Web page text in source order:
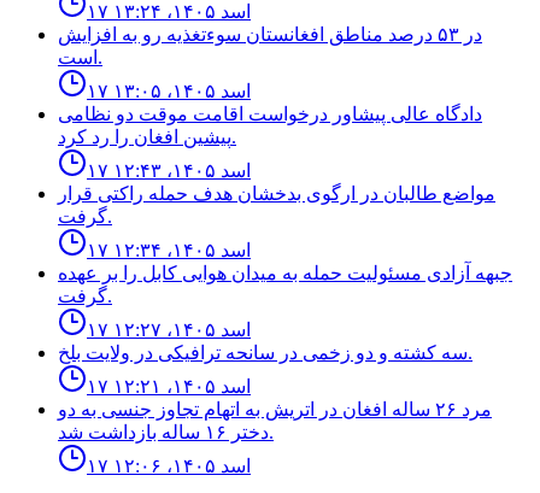
۱۷ اسد ۱۴۰۵، ۱۳:۲۴
در ۵۳ درصد مناطق افغانستان سوءتغذیه رو به افزایش
است.
۱۷ اسد ۱۴۰۵، ۱۳:۰۵
دادگاه عالى پيشاور درخواست اقامت موقت دو نظامى
پيشين افغان را رد كرد.
۱۷ اسد ۱۴۰۵، ۱۲:۴۳
مواضع طالبان در ارگوى بدخشان هدف حمله راكتى قرار
گرفت.
۱۷ اسد ۱۴۰۵، ۱۲:۳۴
جبهه آزادى مسئوليت حمله به ميدان هوايى كابل را بر عهده
گرفت.
۱۷ اسد ۱۴۰۵، ۱۲:۲۷
سه كشته و دو زخمى در سانحه ترافيكى در ولايت بلخ.
۱۷ اسد ۱۴۰۵، ۱۲:۲۱
مرد ٢۶ ساله افغان در اتريش به اتهام تجاوز جنسى به دو
دختر ١۶ ساله بازداشت شد.
۱۷ اسد ۱۴۰۵، ۱۲:۰۶